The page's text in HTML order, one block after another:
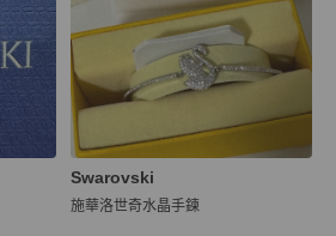
Swarovski
施華洛世奇水晶手鍊